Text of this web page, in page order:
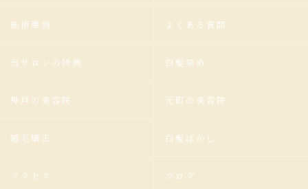
施術事例 よくある質問
当サロンの特徴 白髪染め
神戸の美容院 元町の美容院
縮毛矯正 白髪ぼかし
アクセス ブログ